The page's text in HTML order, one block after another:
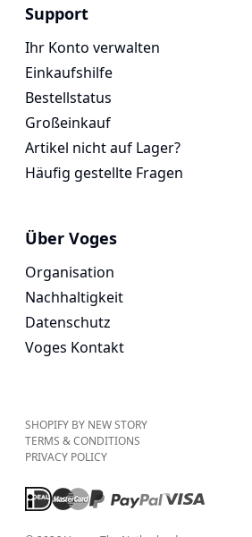
Support
Ihr Konto verwalten
Einkaufshilfe
Bestellstatus
Großeinkauf
Artikel nicht auf Lager?
Häufig gestellte Fragen
Über Voges
Organisation
Nachhaltigkeit
Datenschutz
Voges Kontakt
SHOPIFY BY NEW STORY
TERMS & CONDITIONS
PRIVACY POLICY